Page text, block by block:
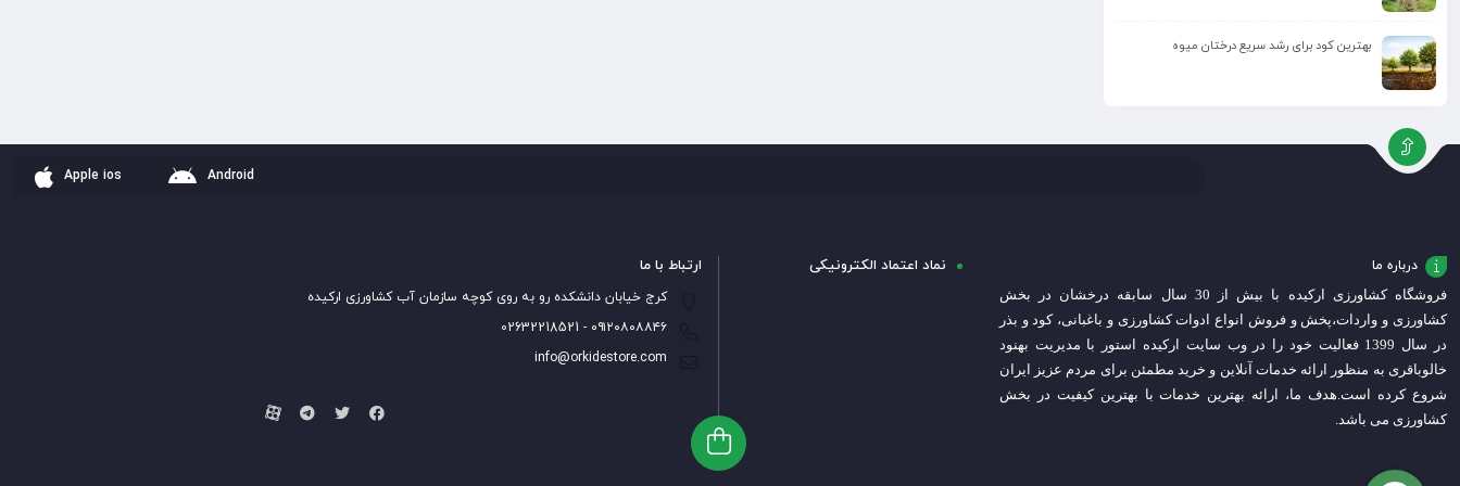
بهترین کود برای رشد سریع درختان میوه
Apple ios Android
درباره ما
فروشگاه کشاورزی ارکیده با بیش از 30 سال سابقه درخشان در بخش
کشاورزی و واردات،پخش و فروش انواع ادوات کشاورزی و باغبانی، کود و بذر
در سال 1399 فعالیت خود را در وب سایت ارکیده استور با مدیریت بهنود
خالوباقری به منظور ارائه خدمات آنلاین و خرید مطمئن برای مردم عزیز ایران
شروع کرده است. هدف ما، ارائه بهترین خدمات با بهترین کیفیت در بخش
کشاورزی می باشد.
نماد اعتماد الکترونیکی ارتباط با ما
کرج خیابان دانشکده رو به روی کوچه سازمان آب کشاورزی ارکیده
۰۹۱۲۰۸۰۸۸۴۶ - 02632218521
info@orkidestore.com